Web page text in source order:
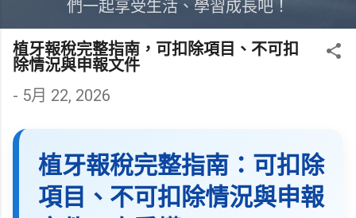
們一起享受生活、學習成長吧！
植牙報稅完整指南，可扣除項目、不可扣
除情況與申報文件
- 5月 22, 2026
植牙報稅完整指南：可扣除
項目、不可扣除情況與申報